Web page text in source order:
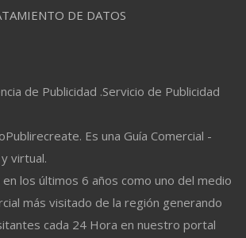
DE DATOS
de Publicidad .Servicio de Publicidad
Es una Guía Comercial -
virtual.
en los últimos 6 años como uno del medio
más visitado de la región generando
cada 24 Hora en nuestro portal